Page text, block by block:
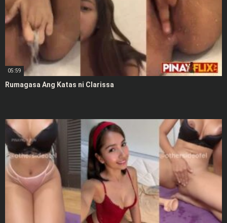
05:59
Rumagasa Ang Katas ni Clarissa